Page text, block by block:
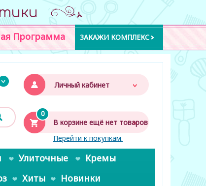
Программа ЗАКАЖИ КОМПЛЕКС
Личный кабинет
0
В корзине ещё нет товаров
Перейти к покупкам.
Улиточные
Кремы
Хиты
Новинки